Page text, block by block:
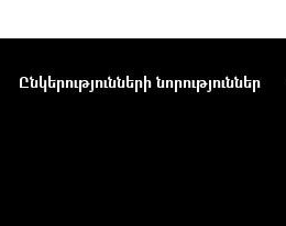
Ընկերությունների նորություններ